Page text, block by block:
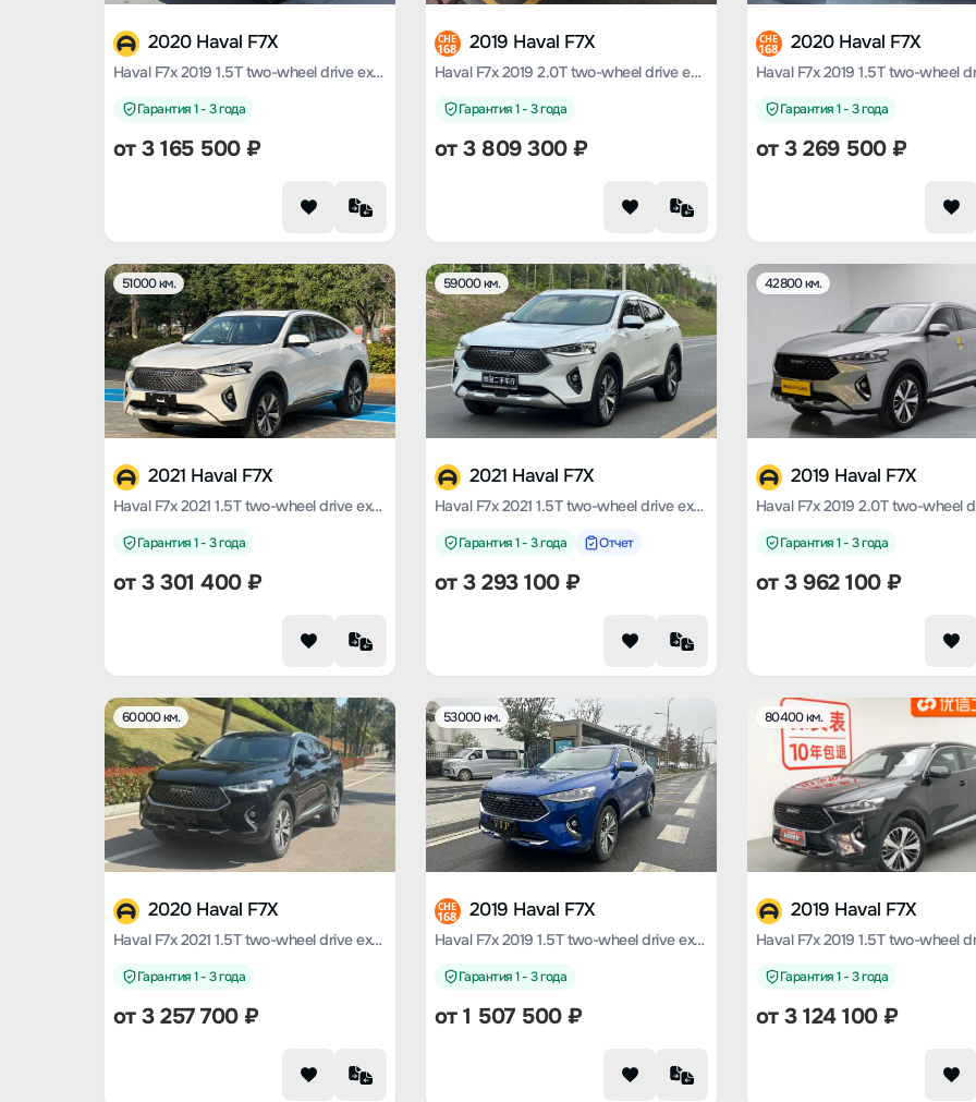
2020 Haval F7X
Haval F7x 2019 1.5T two-wheel drive extremely intelligent technology version
Гарантия 1 - 3 года
от3 165 500₽
CHE
168 2019 Haval F7X
Haval F7x 2019 2.0T two-wheel drive extremely intelligent technology version
Гарантия 1 - 3 года
от3 809 300₽
CHE
168 2020 Haval F7X
Гарантия 1 - 3 года
от3 269 500₽
51000 км.
2021 Haval F7X
Haval F7x 2021 1.5T two-wheel drive extremely smart tide play version
Гарантия 1 - 3 года
от3 301 400₽
59000 км.
2021 Haval F7X
Haval F7x 2021 1.5T two-wheel drive extremely intelligent technology version
Гарантия 1 - 3 года Отчет
от3 293 100₽
42800 км.
2019 Haval F7X
Гарантия 1 - 3 года
от3 962 100₽
60000 км.
2020 Haval F7X
Haval F7x 2021 1.5T two-wheel drive extremely smart tide play version
Гарантия 1 - 3 года
от3 257 700₽
53000 км.
CHE
168 2019 Haval F7X
Haval F7x 2019 1.5T two-wheel drive extreme wisdom tide play edition lite
Гарантия 1 - 3 года
от1 507 500₽
80400 км.
2019 Haval F7X
Гарантия 1 - 3 года
от3 124 100₽